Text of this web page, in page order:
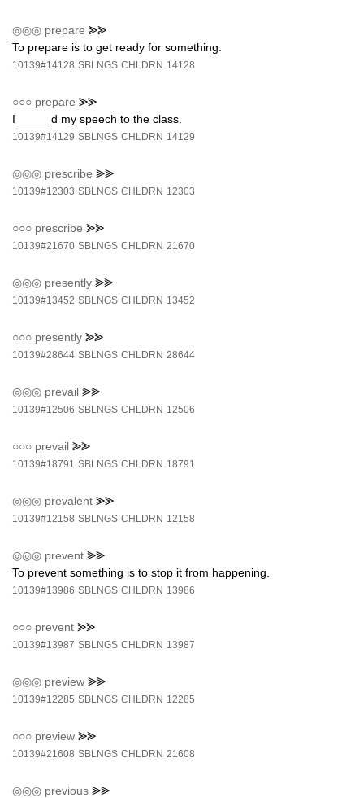
◎◎◎ prepare ⪢⪢
To prepare is to get ready for something.
10139#14128 SBLNGS CHLDRN 14128
○○○ prepare ⪢⪢
I _____d my speech to the class.
10139#14129 SBLNGS CHLDRN 14129
◎◎◎ prescribe ⪢⪢
10139#12303 SBLNGS CHLDRN 12303
○○○ prescribe ⪢⪢
10139#21670 SBLNGS CHLDRN 21670
◎◎◎ presently ⪢⪢
10139#13452 SBLNGS CHLDRN 13452
○○○ presently ⪢⪢
10139#28644 SBLNGS CHLDRN 28644
◎◎◎ prevail ⪢⪢
10139#12506 SBLNGS CHLDRN 12506
○○○ prevail ⪢⪢
10139#18791 SBLNGS CHLDRN 18791
◎◎◎ prevalent ⪢⪢
10139#12158 SBLNGS CHLDRN 12158
◎◎◎ prevent ⪢⪢
To prevent something is to stop it from happening.
10139#13986 SBLNGS CHLDRN 13986
○○○ prevent ⪢⪢
10139#13987 SBLNGS CHLDRN 13987
◎◎◎ preview ⪢⪢
10139#12285 SBLNGS CHLDRN 12285
○○○ preview ⪢⪢
10139#21608 SBLNGS CHLDRN 21608
◎◎◎ previous ⪢⪢